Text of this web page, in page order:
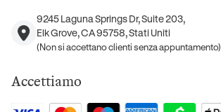
9245 Laguna Springs Dr, Suite 203,
Elk Grove, CA 95758, Stati Uniti
(Non si accettano clienti senza appuntamento)
Accettiamo